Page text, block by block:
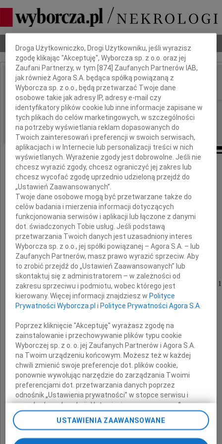
Nekrologi Odeszli Poradnik pogrzebowy
IMIĘ I NAZWISKO: Marek Giro
REGION: Białystok
DATA EMISJI: 29.05.2017
Z wielkim smutkiem przyjąłem wiadomość
o tragicznej śmierci
Pana
Marka Giro
sekcyjnego Jednostki Ratowniczo-Gaśniczej nr 1
Państwowej Straży Pożarnej w Białymstoku
Rodzinie i Bliskim
Dbamy o Twoją prywatność
Droga Użytkowniczko, Drogi Użytkowniku, jeśli wyrazisz
zgodę klikając "Akceptuję", Wyborcza sp. z o.o. oraz jej
Zaufani Partnerzy, w tym [874 ] Zaufanych Partnerów IAB,
jak również Agora S.A. będąca spółką powiązaną z
Wyborcza sp. z o.o., będą przetwarzać Twoje dane
osobowe takie jak adresy IP, adresy e-mail czy
identyfikatory plików cookie lub inne informacje zapisane w
tych plikach do celów marketingowych, w szczególności
na potrzeby wyświetlania reklam dopasowanych do
Twoich zainteresowań i preferencji w swoich serwisach,
aplikacjach i w Internecie lub personalizacji treści w nich
wyświetlanych. Wyrażenie zgody jest dobrowolne. Jeśli nie
chcesz wyrazić zgody, chcesz ograniczyć jej zakres lub
chcesz wycofać zgodę uprzednio udzieloną przejdź do
„Ustawień Zaawansowanych”.
Twoje dane osobowe mogą być przetwarzane także do
celów badania i mierzenia informacji dotyczących
funkcjonowania serwisów i aplikacji lub łączone z danymi
dot. świadczonych Tobie usług. Jeśli podstawą
przetwarzania Twoich danych jest uzasadniony interes
Wyborcza sp. z o.o., jej spółki powiązanej – Agora S.A. – lub
Zaufanych Partnerów, masz prawo wyrazić sprzeciw. Aby
to zrobić przejdź do „Ustawień Zaawansowanych” lub
skontaktuj się z administratorem – w zależności od
zakresu sprzeciwu i podmiotu, wobec którego jest
kierowany. Więcej informacji znajdziesz w Polityce
Prywatności Wyborcza.pl i Polityce Prywatności Agora S.A.
Poprzez kliknięcie "Akceptuję" wyrażasz zgodę na
zainstalowanie i przechowywanie plików typu cookie
Wyborczej sp. z o. o. jej Zaufanych Partnerów i Agora S.A.
na Twoim urządzeniu końcowym. Możesz też w każdej
chwili zmienić swoje preferencje dot. plików cookie,
ponownie wywołując narzędzie do zarządzania Twoimi
preferencjami dot. przetwarzania danych poprzez
odnośnik „Ustawienia prywatności” w stopce serwisu i
przechodząc do sekcji „Ustawienia zaawansowane”.
Zmiana ustawień plików cookie możliwa jest także za
pomocą ustawień przeglądarki.
USTAWIENIA ZAAWANSOWANE